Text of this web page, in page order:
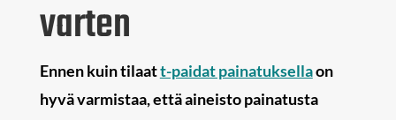
varten
Ennen kuin tilaatt-paidat painatuksellaon
hyvä varmistaa, että aineisto painatusta